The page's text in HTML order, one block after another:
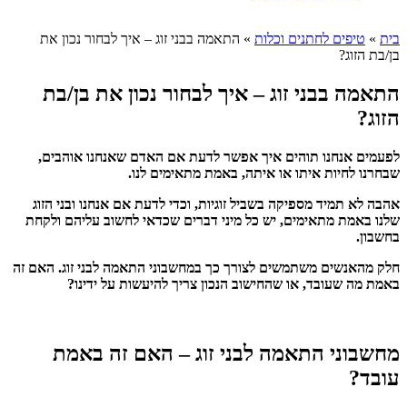
בית » טיפים לחתנים וכלות » התאמה בבני זוג – איך לבחור נכון את
בן/בת הזוג?
התאמה בבני זוג – איך לבחור נכון את בן/בת
הזוג?
לפעמים אנחנו תוהים איך אפשר לדעת אם האדם שאנחנו אוהבים,
שבחרנו לחיות איתו או איתה, באמת מתאימים לנו.
אהבה לא תמיד מספיקה בשביל זוגיות, וכדי לדעת אם אנחנו ובני הזוג
שלנו באמת מתאימים, יש כל מיני דברים שכדאי לחשוב עליהם ולקחת
בחשבון.
חלק מהאנשים משתמשים לצורך כך במחשבוני התאמה לבני זוג. האם זה
באמת מה שעובד, או שהחישוב הנכון צריך להיעשות על ידינו?
מחשבוני התאמה לבני זוג – האם זה באמת
עובד?